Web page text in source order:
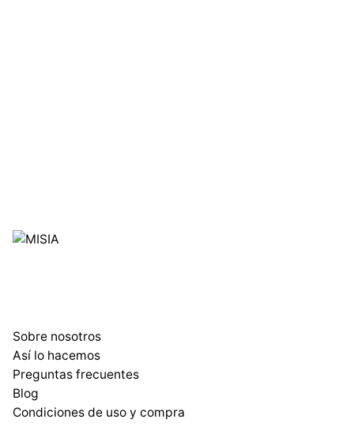
Sobre nosotros
Así lo hacemos
Preguntas frecuentes
Blog
Condiciones de uso y compra